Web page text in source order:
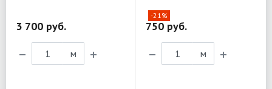
3 700 руб.
м
-21%
750 руб.
м